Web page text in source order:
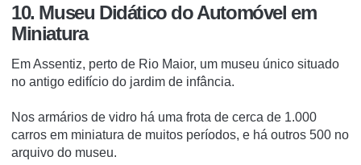
10. Museu Didático do Automóvel em
Miniatura
Em Assentiz, perto de Rio Maior, um museu único situado
no antigo edifício do jardim de infância.
Nos armários de vidro há uma frota de cerca de 1.000
carros em miniatura de muitos períodos, e há outros 500 no
arquivo do museu.